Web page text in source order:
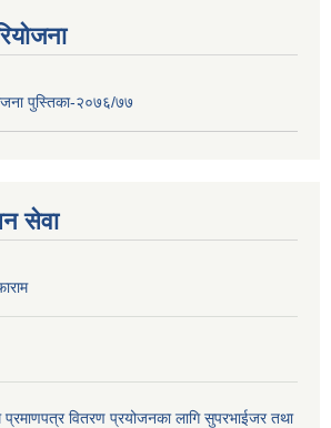
पुस्तिका-२०७६/७७
सेवा
प्रमाणपत्र वितरण प्रयोजनका लागि सुपरभाईजर तथा